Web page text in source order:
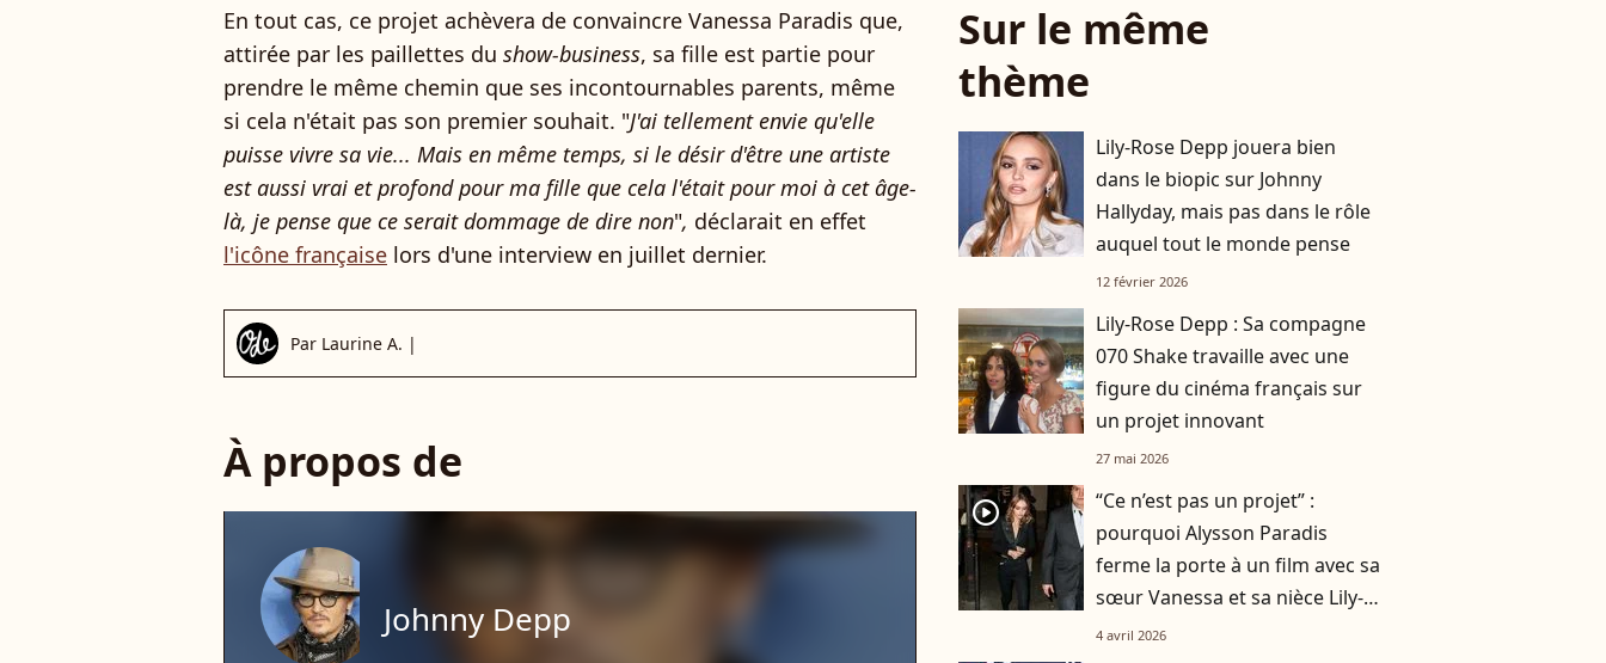
En tout cas, ce projet achèvera de convaincre Vanessa Paradis que,
attirée par les paillettes du show-business, sa fille est partie pour
prendre le même chemin que ses incontournables parents, même
si cela n'était pas son premier souhait. "J'ai tellement envie qu'elle
puisse vivre sa vie... Mais en même temps, si le désir d'être une artiste
est aussi vrai et profond pour ma fille que cela l'était pour moi à cet âge-
là, je pense que ce serait dommage de dire non", déclarait en effet
l'icône française lors d'une interview en juillet dernier.
Par Laurine A. |
À propos de
Johnny Depp
Sur le même
thème
Lily-Rose Depp jouera bien
dans le biopic sur Johnny
Hallyday, mais pas dans le rôle
auquel tout le monde pense
12 février 2026
Lily-Rose Depp : Sa compagne
070 Shake travaille avec une
figure du cinéma français sur
un projet innovant
27 mai 2026
player2
“Ce n’est pas un projet” :
pourquoi Alysson Paradis
ferme la porte à un film avec sa
sœur Vanessa et sa nièce Lily-
Rose Depp ?
4 avril 2026